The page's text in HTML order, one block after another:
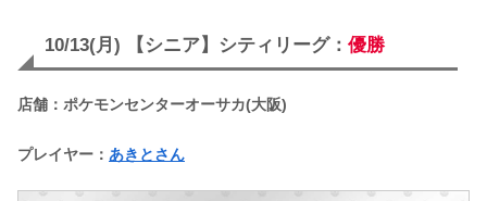
10/13(月) 【シニア】シティリーグ： 優勝
店舗：ポケモンセンターオーサカ(大阪)
プレイヤー： あきとさん